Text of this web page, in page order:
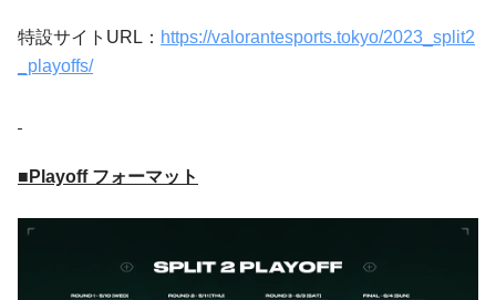
特設サイトURL： https://valorantesports.tokyo/2023_split2
_playoffs/
■Playoff フォーマット